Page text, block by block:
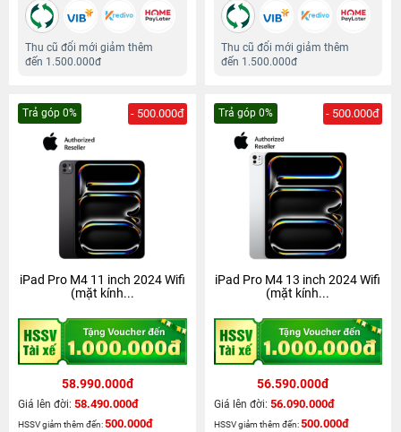
Thu cũ đổi mới giảm thêm
đến 1.500.000đ
Thu cũ đổi mới giảm thêm
đến 1.500.000đ
Trả góp 0% - 500.000đ
iPad Pro M4 11 inch 2024 Wifi
(mặt kính...
58.990.000đ
Giá lên đời: 58.490.000đ
HSSV giảm thêm đến:500.000đ
Trả góp 0% - 500.000đ
iPad Pro M4 13 inch 2024 Wifi
(mặt kính...
56.590.000đ
Giá lên đời: 56.090.000đ
HSSV giảm thêm đến:500.000đ